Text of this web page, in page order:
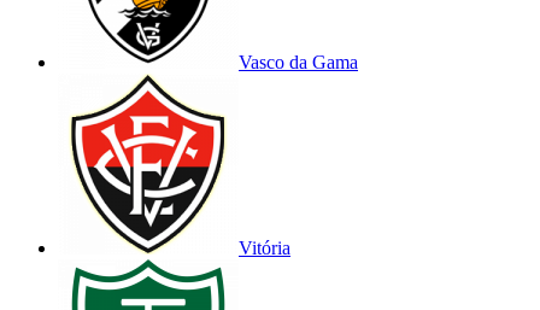
Vasco da Gama
Vitória